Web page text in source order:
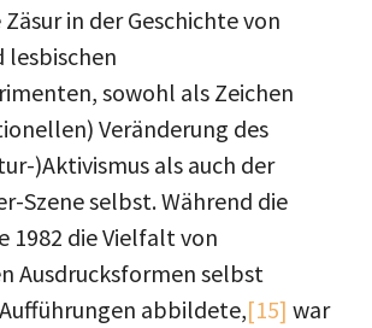
in der Geschichte von
lesbischen
sowohl als Zeichen
Veränderung des
)Aktivismus als auch der
Szene selbst. Während die
1982 die Vielfalt von
Ausdrucksformen selbst
abbildete,[15] war